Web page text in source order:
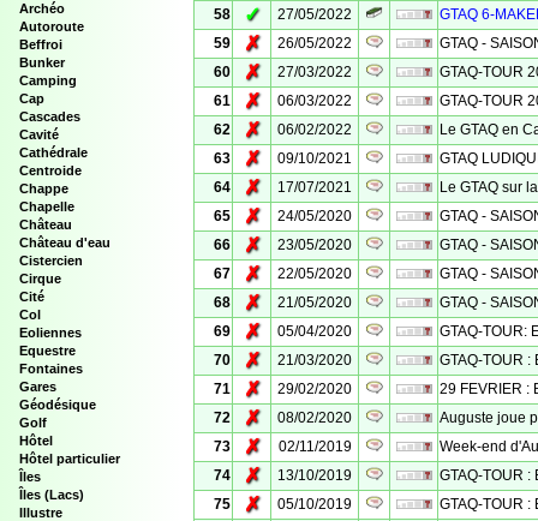
Archéo
Autoroute
Beffroi
Bunker
Camping
Cap
Cascades
Cavité
Cathédrale
Centroide
Chappe
Chapelle
Château
Château d'eau
Cistercien
Cirque
Cité
Col
Eoliennes
Equestre
Fontaines
Gares
Géodésique
Golf
Hôtel
Hôtel particulier
Îles
Îles (Lacs)
Illustre
58
✓ 27/05/2022
GTAQ 6-
59
✗ 26/05/2022
GTAQ -
60
✗ 27/03/2022
GTAQ-TOUR
61
✗ 06/03/2022
GTAQ-TOUR
62
✗ 06/02/2022
Le GTAQ en
63
✗ 09/10/2021
GTAQ
64
✗ 17/07/2021
Le GTAQ sur
65
✗ 24/05/2020
GTAQ -
66
✗ 23/05/2020
GTAQ -
67
✗ 22/05/2020
GTAQ -
68
✗ 21/05/2020
GTAQ -
69
✗ 05/04/2020
GTAQ-TOUR:
70
✗ 21/03/2020
GTAQ-TOUR
71
✗ 29/02/2020
29 FEVRIER :
72
✗ 08/02/2020
Auguste joue
73
✗ 02/11/2019
Week-end
74
✗ 13/10/2019
GTAQ-TOUR
75
✗ 05/10/2019
GTAQ-TOUR